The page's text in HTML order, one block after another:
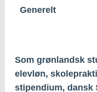
Generelt
Som grønlandsk
elevløn,
stipendium, dansk